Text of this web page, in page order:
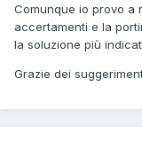
Comunque io provo a
accertamenti e la
la soluzione più
Grazie dei